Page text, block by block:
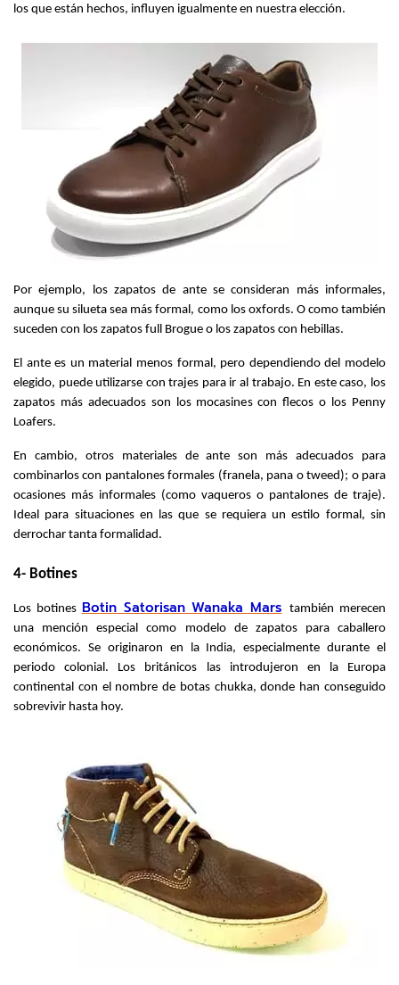
los que están hechos, influyen igualmente en nuestra elección.
Por ejemplo, los zapatos de ante se consideran más informales,
aunque su silueta sea más formal, como los oxfords. O como también
suceden con los zapatos full Brogue o los zapatos con hebillas.
El ante es un material menos formal, pero dependiendo del modelo
elegido, puede utilizarse con trajes para ir al trabajo. En este caso, los
zapatos más adecuados son los mocasines con flecos o los Penny
Loafers.
En cambio, otros materiales de ante son más adecuados para
combinarlos con pantalones formales (franela, pana o tweed); o para
ocasiones más informales (como vaqueros o pantalones de traje).
Ideal para situaciones en las que se requiera un estilo formal, sin
derrochar tanta formalidad.
4- Botines
Los botines Botin Satorisan Wanaka Mars
también merecen
una mención especial como modelo de zapatos para caballero
económicos. Se originaron en la India, especialmente durante el
periodo colonial. Los británicos las introdujeron en la Europa
continental con el nombre de botas chukka, donde han conseguido
sobrevivir hasta hoy.